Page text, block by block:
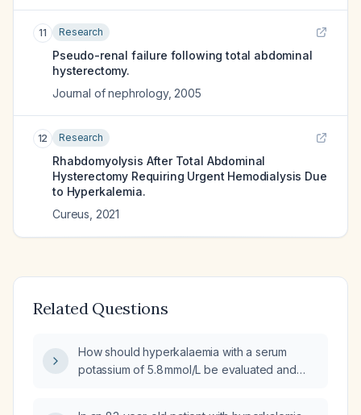
11 Research
Pseudo-renal failure following total abdominal
hysterectomy.
Journal of nephrology, 2005
12 Research
Rhabdomyolysis After Total Abdominal
Hysterectomy Requiring Urgent Hemodialysis Due
to Hyperkalemia.
Cureus 2021
Related Questions
How should hyperkalaemia with a serum
potassium of 5.8 mmol/L be evaluated and